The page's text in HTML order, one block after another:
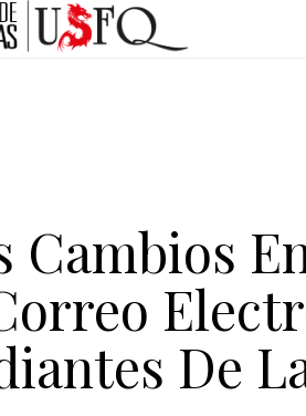
De